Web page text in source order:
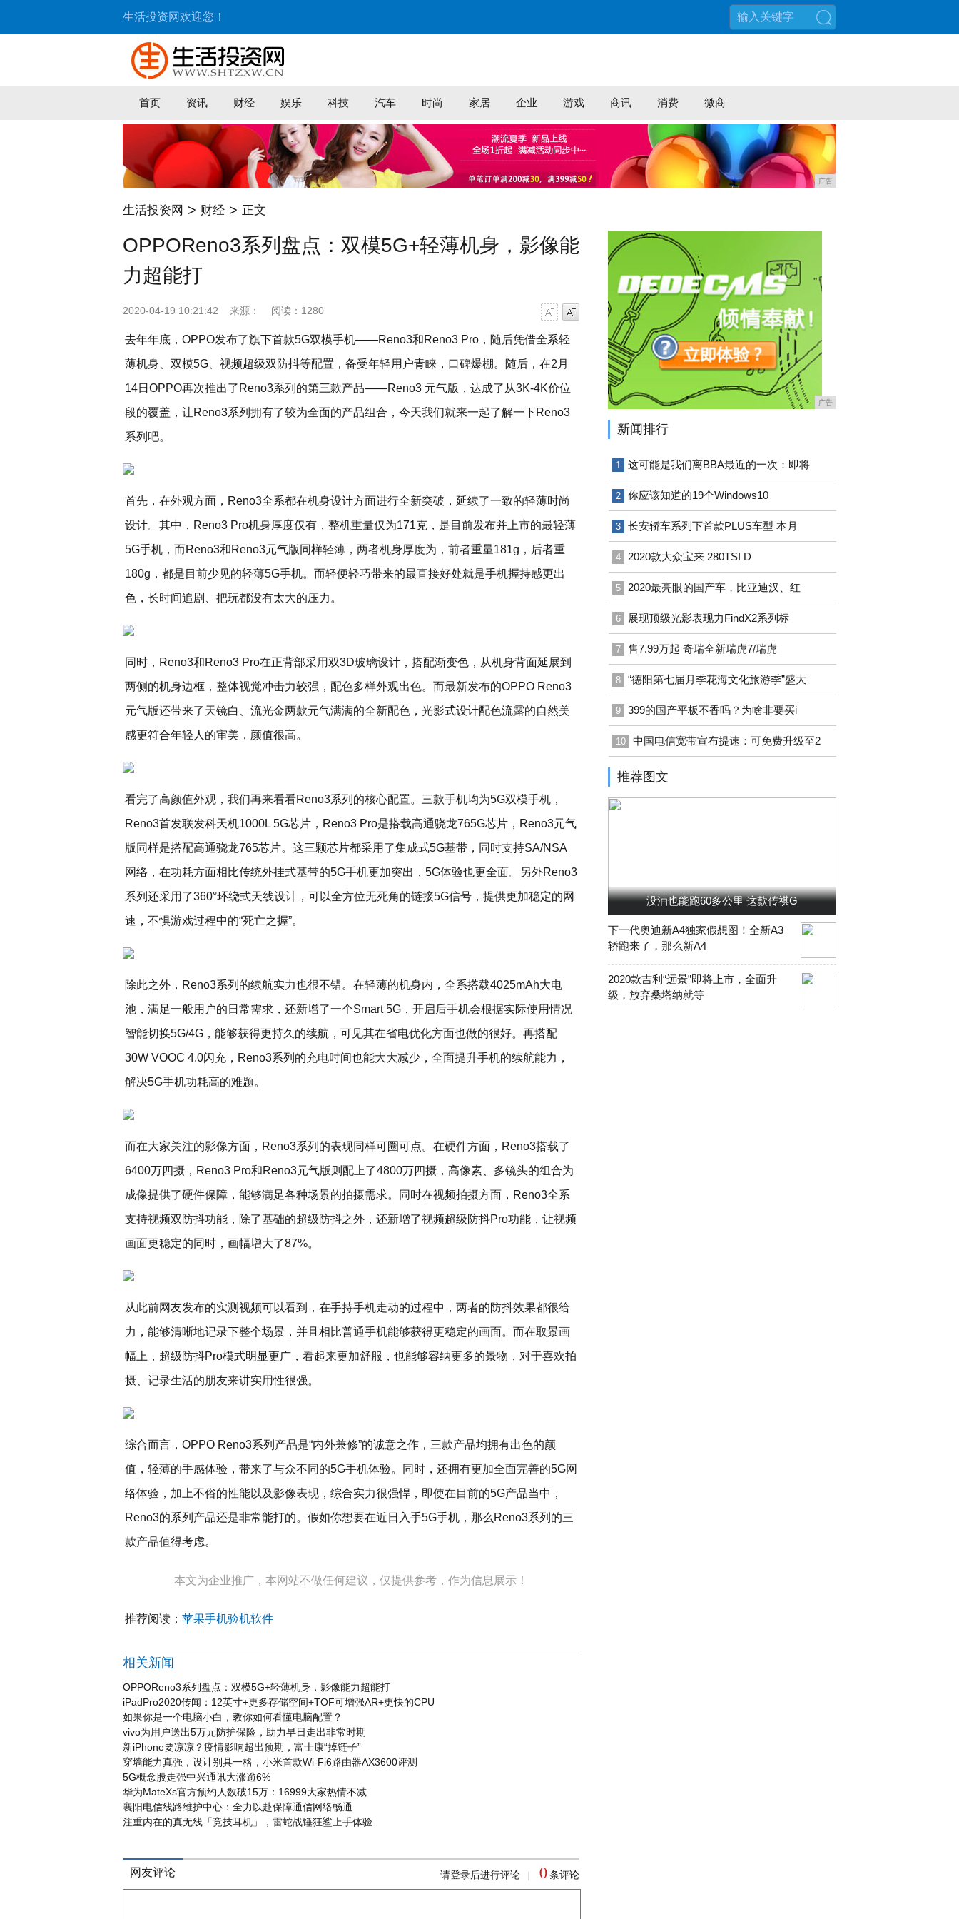
生活投资网欢迎您！
首页 资讯 财经 娱乐 科技 汽车 时尚 家居 企业 游戏 商讯 消费 微商
广告
生活投资网 > 财经 > 正文
OPPOReno3系列盘点：双模5G+轻薄机身，影像能
力超能打
2020-04-19 10:21:42 来源： 阅读：1280
去年年底，OPPO发布了旗下首款5G双模手机——Reno3和Reno3 Pro，随后凭借全系轻
薄机身、双模5G、视频超级双防抖等配置，备受年轻用户青睐，口碑爆棚。随后，在2月
14日OPPO再次推出了Reno3系列的第三款产品——Reno3 元气版，达成了从3K-4K价位
段的覆盖，让Reno3系列拥有了较为全面的产品组合，今天我们就来一起了解一下Reno3
系列吧。
首先，在外观方面，Reno3全系都在机身设计方面进行全新突破，延续了一致的轻薄时尚
设计。其中，Reno3 Pro机身厚度仅有，整机重量仅为171克，是目前发布并上市的最轻薄
5G手机，而Reno3和Reno3元气版同样轻薄，两者机身厚度为，前者重量181g，后者重
180g，都是目前少见的轻薄5G手机。而轻便轻巧带来的最直接好处就是手机握持感更出
色，长时间追剧、把玩都没有太大的压力。
同时，Reno3和Reno3 Pro在正背部采用双3D玻璃设计，搭配渐变色，从机身背面延展到
两侧的机身边框，整体视觉冲击力较强，配色多样外观出色。而最新发布的OPPO Reno3
元气版还带来了天镜白、流光金两款元气满满的全新配色，光影式设计配色流露的自然美
感更符合年轻人的审美，颜值很高。
看完了高颜值外观，我们再来看看Reno3系列的核心配置。三款手机均为5G双模手机，
Reno3首发联发科天机1000L 5G芯片，Reno3 Pro是搭载高通骁龙765G芯片，Reno3元气
版同样是搭配高通骁龙765芯片。这三颗芯片都采用了集成式5G基带，同时支持SA/NSA
网络，在功耗方面相比传统外挂式基带的5G手机更加突出，5G体验也更全面。另外Reno3
系列还采用了360°环绕式天线设计，可以全方位无死角的链接5G信号，提供更加稳定的网
速，不惧游戏过程中的“死亡之握”。
除此之外，Reno3系列的续航实力也很不错。在轻薄的机身内，全系搭载4025mAh大电
池，满足一般用户的日常需求，还新增了一个Smart 5G，开启后手机会根据实际使用情况
智能切换5G/4G，能够获得更持久的续航，可见其在省电优化方面也做的很好。再搭配
30W VOOC 4.0闪充，Reno3系列的充电时间也能大大减少，全面提升手机的续航能力，
解决5G手机功耗高的难题。
而在大家关注的影像方面，Reno3系列的表现同样可圈可点。在硬件方面，Reno3搭载了
6400万四摄，Reno3 Pro和Reno3元气版则配上了4800万四摄，高像素、多镜头的组合为
成像提供了硬件保障，能够满足各种场景的拍摄需求。同时在视频拍摄方面，Reno3全系
支持视频双防抖功能，除了基础的超级防抖之外，还新增了视频超级防抖Pro功能，让视频
画面更稳定的同时，画幅增大了87%。
从此前网友发布的实测视频可以看到，在手持手机走动的过程中，两者的防抖效果都很给
力，能够清晰地记录下整个场景，并且相比普通手机能够获得更稳定的画面。而在取景画
幅上，超级防抖Pro模式明显更广，看起来更加舒服，也能够容纳更多的景物，对于喜欢拍
摄、记录生活的朋友来讲实用性很强。
综合而言，OPPO Reno3系列产品是“内外兼修”的诚意之作，三款产品均拥有出色的颜
值，轻薄的手感体验，带来了与众不同的5G手机体验。同时，还拥有更加全面完善的5G网
络体验，加上不俗的性能以及影像表现，综合实力很强悍，即使在目前的5G产品当中，
Reno3的系列产品还是非常能打的。假如你想要在近日入手5G手机，那么Reno3系列的三
款产品值得考虑。
本文为企业推广，本网站不做任何建议，仅提供参考，作为信息展示！
推荐阅读： 苹果手机验机软件
相关新闻
OPPOReno3系列盘点：双模5G+轻薄机身，影像能力超能打
iPadPro2020传闻：12英寸+更多存储空间+TOF可增强AR+更快的CPU
如果你是一个电脑小白，教你如何看懂电脑配置？
vivo为用户送出5万元防护保险，助力早日走出非常时期
新iPhone要凉凉？疫情影响超出预期，富士康“掉链子”
穿墙能力真强，设计别具一格，小米首款Wi-Fi6路由器AX3600评测
5G概念股走强中兴通讯大涨逾6%
华为MateXs官方预约人数破15万：16999大家热情不减
襄阳电信线路维护中心：全力以赴保障通信网络畅通
注重内在的真无线「竞技耳机」，雷蛇战锤狂鲨上手体验
网友评论 请登录后进行评论 0条评论
广告
新闻排行
1 这可能是我们离BBA最近的一次：即将
2 你应该知道的19个Windows10
3 长安轿车系列下首款PLUS车型 本月
4 2020款大众宝来 280TSI D
5 2020最亮眼的国产车，比亚迪汉、红
6 展现顶级光影表现力FindX2系列标
7 售7.99万起 奇瑞全新瑞虎7/瑞虎
8 “德阳第七届月季花海文化旅游季”盛大
9 399的国产平板不香吗？为啥非要买i
10 中国电信宽带宣布提速：可免费升级至2
推荐图文
没油也能跑60多公里 这款传祺G
下一代奥迪新A4独家假想图！全新A3
轿跑来了，那么新A4
2020款吉利“远景”即将上市，全面升
级，放弃桑塔纳就等